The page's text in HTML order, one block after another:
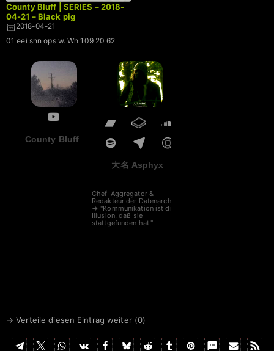
County Bluff | SERIES – 2018-
04-21 – Black pig
2018-04-21
01 eei snn ops w. Wh 109 20 62
County Bluff
大名 Asphyx
Chef-Aggregator &
Redakteur der Datenarche
→ "Kommunikation ist die
Illusion, daß sie
stattgefunden hat."
→ Verteile diesen Eintrag weiter (0)